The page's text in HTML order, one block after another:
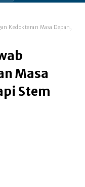
Kedokteran Masa Depan,
Masa
Stem